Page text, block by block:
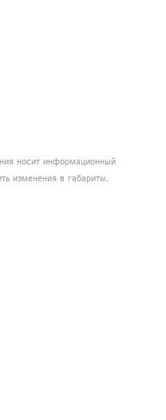
Главный-Ведомый)
носит информационный
изменения в габариты,